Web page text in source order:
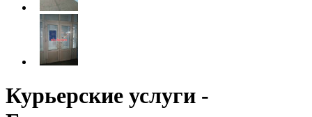
Курьерские услуги -